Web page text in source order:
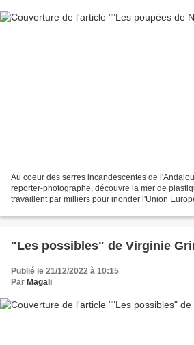
Au coeur des serres incandescentes de
reporter-photographe, découvre la mer de
travaillent par milliers pour inonder l'Union
"Les possibles" de Virginie
Publié le 21/12/2022 à 10:15
Par Magali